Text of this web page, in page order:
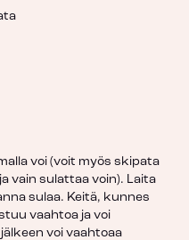
voi (voit myös skipata
vain sulattaa voin). Laita
sulaa. Keitä, kunnes
vaahtoa ja voi
voi vaahtoaa